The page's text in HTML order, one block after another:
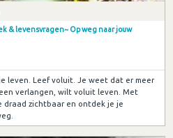
& levensvragen~ Op weg naar jouw
leven. Leef voluit. Je weet dat er meer
verlangen, wilt voluit leven. Met
draad zichtbaar en ontdek je je